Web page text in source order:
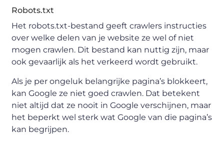
Robots.txt
Het robots.txt-bestand geeft crawlers instructies
over welke delen van je website ze wel of niet
mogen crawlen. Dit bestand kan nuttig zijn, maar
ook gevaarlijk als het verkeerd wordt gebruikt.
Als je per ongeluk belangrijke pagina’s blokkeert,
kan Google ze niet goed crawlen. Dat betekent
niet altijd dat ze nooit in Google verschijnen, maar
het beperkt wel sterk wat Google van die pagina’s
kan begrijpen.